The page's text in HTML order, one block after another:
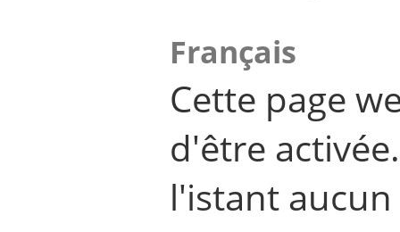
Français
Cette page
d'être
l'istant